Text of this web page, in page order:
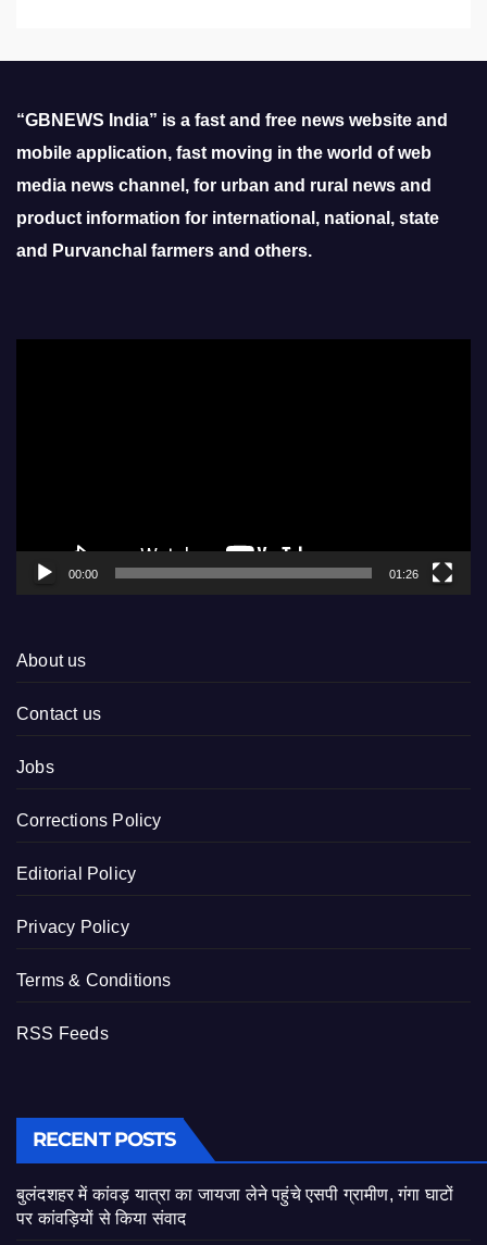
“GBNEWS India” is a fast and free news website and
mobile application, fast moving in the world of web
media news channel, for urban and rural news and
product information for international, national, state
and Purvanchal farmers and others.
00:00 01:26
About us
Contact us
Jobs
Corrections Policy
Editorial Policy
Privacy Policy
Terms & Conditions
RSS Feeds
RECENT POSTS
बुलंदशहर में कांवड़ यात्रा का जायजा लेने पहुंचे एसपी ग्रामीण, गंगा घाटों
पर कांवड़ियों से किया संवाद